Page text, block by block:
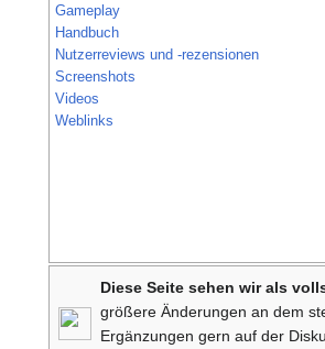
Gameplay
Handbuch
Nutzerreviews und -rezensionen
Screenshots
Videos
Weblinks
Diese Seite sehen wir als
größere Änderungen an dem
Ergänzungen gern auf der